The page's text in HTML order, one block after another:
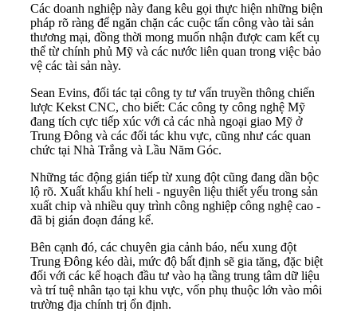
Các doanh nghiệp này đang kêu gọi thực hiện những biện
pháp rõ ràng để ngăn chặn các cuộc tấn công vào tài sản
thương mại, đồng thời mong muốn nhận được cam kết cụ
thể từ chính phủ Mỹ và các nước liên quan trong việc bảo
vệ các tài sản này.
Sean Evins, đối tác tại công ty tư vấn truyền thông chiến
lược Kekst CNC, cho biết: Các công ty công nghệ Mỹ
đang tích cực tiếp xúc với cả các nhà ngoại giao Mỹ ở
Trung Đông và các đối tác khu vực, cũng như các quan
chức tại Nhà Trắng và Lầu Năm Góc.
Những tác động gián tiếp từ xung đột cũng đang dần bộc
lộ rõ. Xuất khẩu khí heli - nguyên liệu thiết yếu trong sản
xuất chip và nhiều quy trình công nghiệp công nghệ cao -
đã bị gián đoạn đáng kể.
Bên cạnh đó, các chuyên gia cảnh báo, nếu xung đột
Trung Đông kéo dài, mức độ bất định sẽ gia tăng, đặc biệt
đối với các kế hoạch đầu tư vào hạ tầng trung tâm dữ liệu
và trí tuệ nhân tạo tại khu vực, vốn phụ thuộc lớn vào môi
trường địa chính trị ổn định.